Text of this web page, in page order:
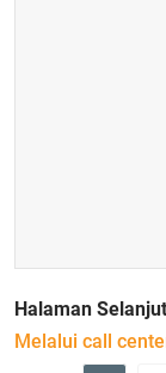
Halaman
Melalui call